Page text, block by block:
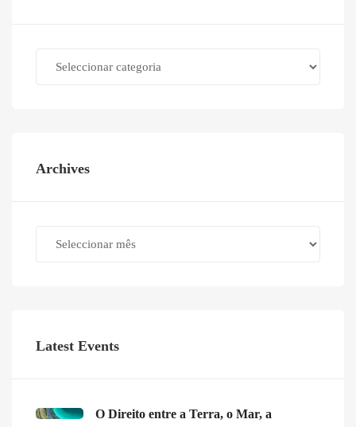
Archives
Latest Events
O Direito entre a Terra, o Mar, a